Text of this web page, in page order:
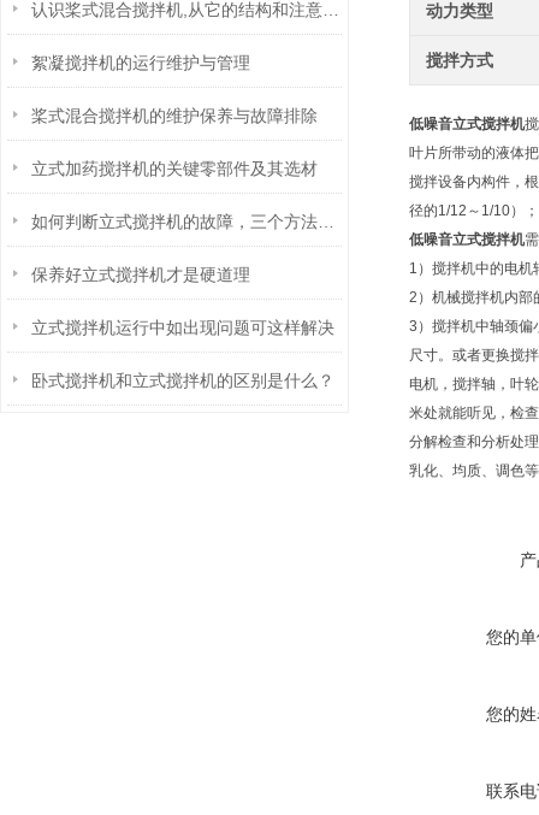
絮凝搅拌机的运行维护与管理
桨式混合搅拌机的维护保养与故障排除
立式加药搅拌机的关键零部件及其选材
保养好立式搅拌机才是硬道理
立式搅拌机运行中如出现问题可这样解决
卧式搅拌机和立式搅拌机的区别是什么？
动力类型
搅拌方式
低噪音立式搅拌机
叶片所带动的液体
搅拌设备内构件，
径的1/12～1/10）
低噪音立式搅拌机
1）搅拌机中的电机
2）机械搅拌机内部
3）搅拌机中轴颈偏
尺寸。或者更换搅
电机，搅拌轴，叶
米处就能听见，检
分解检查和分析处
乳化、均质、调色
您的
您的
联系